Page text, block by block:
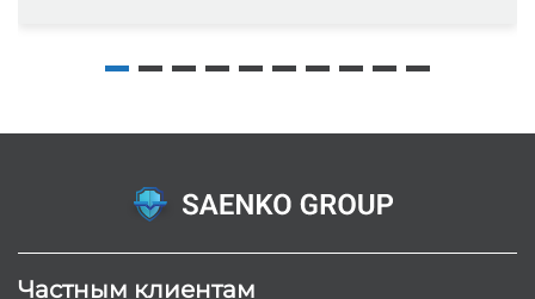
Частным клиентам